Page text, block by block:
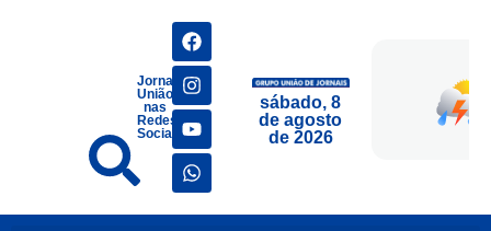
Jornais
União
nas
Redes
Sociais
sábado, 8
de agosto
de 2026